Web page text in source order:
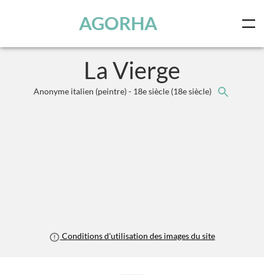
AGORHA
La Vierge
Anonyme italien (peintre) - 18e siècle (18e siècle)
Conditions d'utilisation des images du site